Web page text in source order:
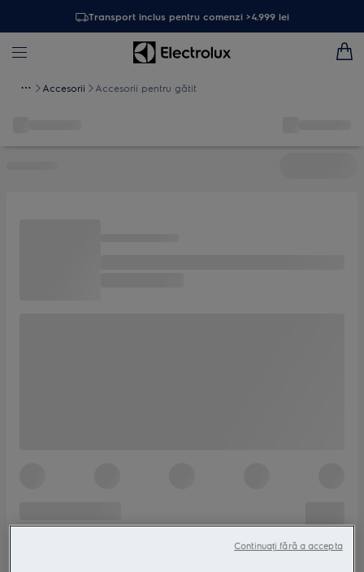
Transport inclus pentru comenzi >4.999 lei
Accesorii Accesorii pentru gătit
Continuați fără a accepta